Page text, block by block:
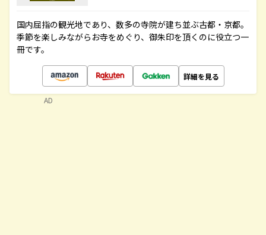
国内屈指の観光地であり、数多の寺院が建ち並ぶ古都・京都。
季節を楽しみながらお寺をめぐり、御朱印を頂くのに役立つ一
冊です。
詳細を見る
AD